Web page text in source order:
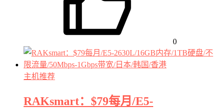
0
主机推荐
RAKsmart：$79每月/E5-